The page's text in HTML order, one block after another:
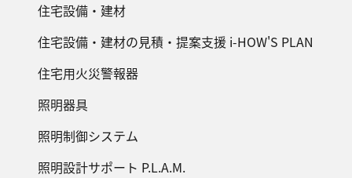
住宅設備・建材
住宅設備・建材の見積・提案支援 i-HOW'S PLAN
住宅用火災警報器
照明器具
照明制御システム
照明設計サポート P.L.A.M.